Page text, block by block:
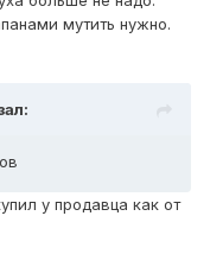
мутить нужно.
у продавца как от